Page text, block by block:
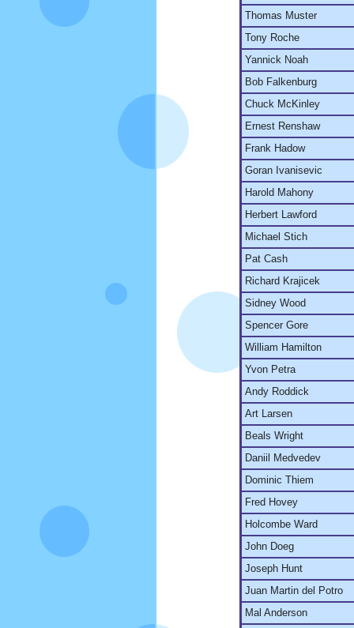
Thomas Muster
Tony Roche
Yannick Noah
Bob Falkenburg
Chuck McKinley
Ernest Renshaw
Frank Hadow
Goran Ivanisevic
Harold Mahony
Herbert Lawford
Michael Stich
Pat Cash
Richard Krajicek
Sidney Wood
Spencer Gore
William Hamilton
Yvon Petra
Andy Roddick
Art Larsen
Beals Wright
Daniil Medvedev
Dominic Thiem
Fred Hovey
Holcombe Ward
John Doeg
Joseph Hunt
Juan Martin del Potro
Mal Anderson